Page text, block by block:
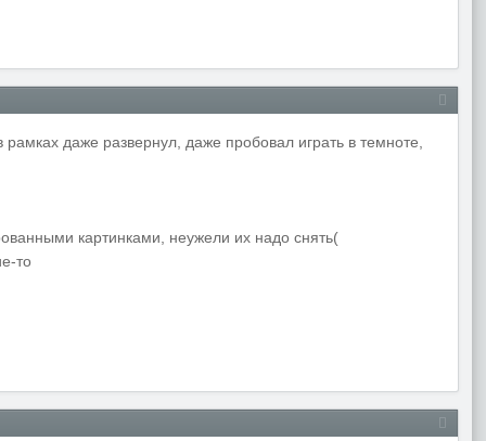
даже развернул, даже пробовал играть в темноте,
картинками, неужели их надо снять(
то